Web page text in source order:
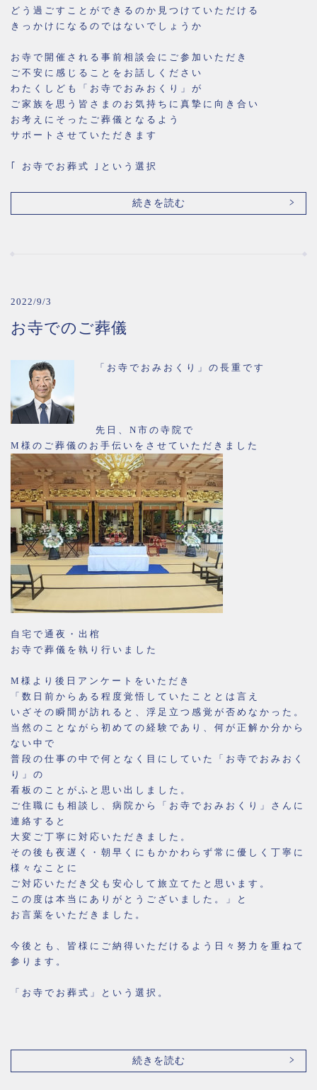
どう過ごすことができるのか見つけていただける
きっかけになるのではないでしょうか
お寺で開催される事前相談会にご参加いただき
ご不安に感じることをお話しください
わたくしども「お寺でおみおくり」が
ご家族を思う皆さまのお気持ちに真摯に向き合い
お考えにそったご葬儀となるよう
サポートさせていただきます
｢ お寺でお葬式 ｣という選択
続きを読む
2022/9/3
お寺でのご葬儀
「お寺でおみおくり」の長重です
先日、N市の寺院で
M様のご葬儀のお手伝いをさせていただきました
自宅で通夜・出棺
お寺で葬儀を執り行いました
M様より後日アンケートをいただき
「数日前からある程度覚悟していたこととは言え
いざその瞬間が訪れると、浮足立つ感覚が否めなかった。
当然のことながら初めての経験であり、何が正解か分から
ない中で
普段の仕事の中で何となく目にしていた「お寺でおみおく
り」の
看板のことがふと思い出しました。
ご住職にも相談し、病院から「お寺でおみおくり」さんに
連絡すると
大変ご丁寧に対応いただきました。
その後も夜遅く・朝早くにもかかわらず常に優しく丁寧に
様々なことに
ご対応いただき父も安心して旅立てたと思います。
この度は本当にありがとうございました。」と
お言葉をいただきました。
今後とも、皆様にご納得いただけるよう日々努力を重ねて
参ります。
「お寺でお葬式」という選択。
続きを読む